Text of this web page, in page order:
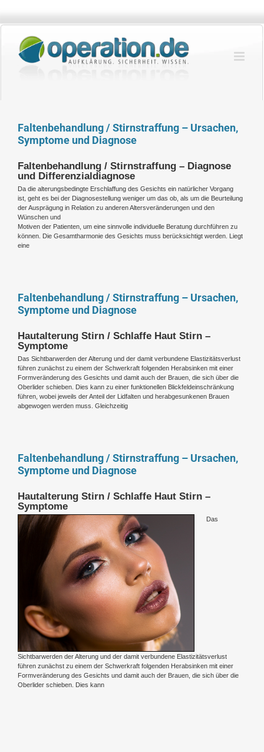
springen
Faltenbehandlung / Stirnstraffung – Ursachen,
Symptome und Diagnose
Faltenbehandlung / Stirnstraffung – Diagnose
und Differenzialdiagnose
Da die alterungsbedingte Erschlaffung des Gesichts ein natürlicher Vorgang
ist, geht es bei der Diagnosestellung weniger um das ob, als um die Beurteilung
der Ausprägung in Relation zu anderen Altersveränderungen und den
Wünschen und
Motiven der Patienten, um eine sinnvolle individuelle Beratung durchführen zu
können. Die Gesamtharmonie des Gesichts muss berücksichtigt werden. Liegt
eine
Faltenbehandlung / Stirnstraffung – Ursachen,
Symptome und Diagnose
Hautalterung Stirn / Schlaffe Haut Stirn –
Symptome
Das Sichtbarwerden der Alterung und der damit verbundene Elastizitätsverlust
führen zunächst zu einem der Schwerkraft folgenden Herabsinken mit einer
Formveränderung des Gesichts und damit auch der Brauen, die sich über die
Oberlider schieben. Dies kann zu einer funktionellen Blickfeldeinschränkung
führen, wobei jeweils der Anteil der Lidfalten und herabgesunkenen Brauen
abgewogen werden muss. Gleichzeitig
Faltenbehandlung / Stirnstraffung – Ursachen,
Symptome und Diagnose
Hautalterung Stirn / Schlaffe Haut Stirn –
Symptome
Das
Sichtbarwerden der Alterung und der damit verbundene Elastizitätsverlust
führen zunächst zu einem der Schwerkraft folgenden Herabsinken mit einer
Formveränderung des Gesichts und damit auch der Brauen, die sich über die
Oberlider schieben. Dies kann